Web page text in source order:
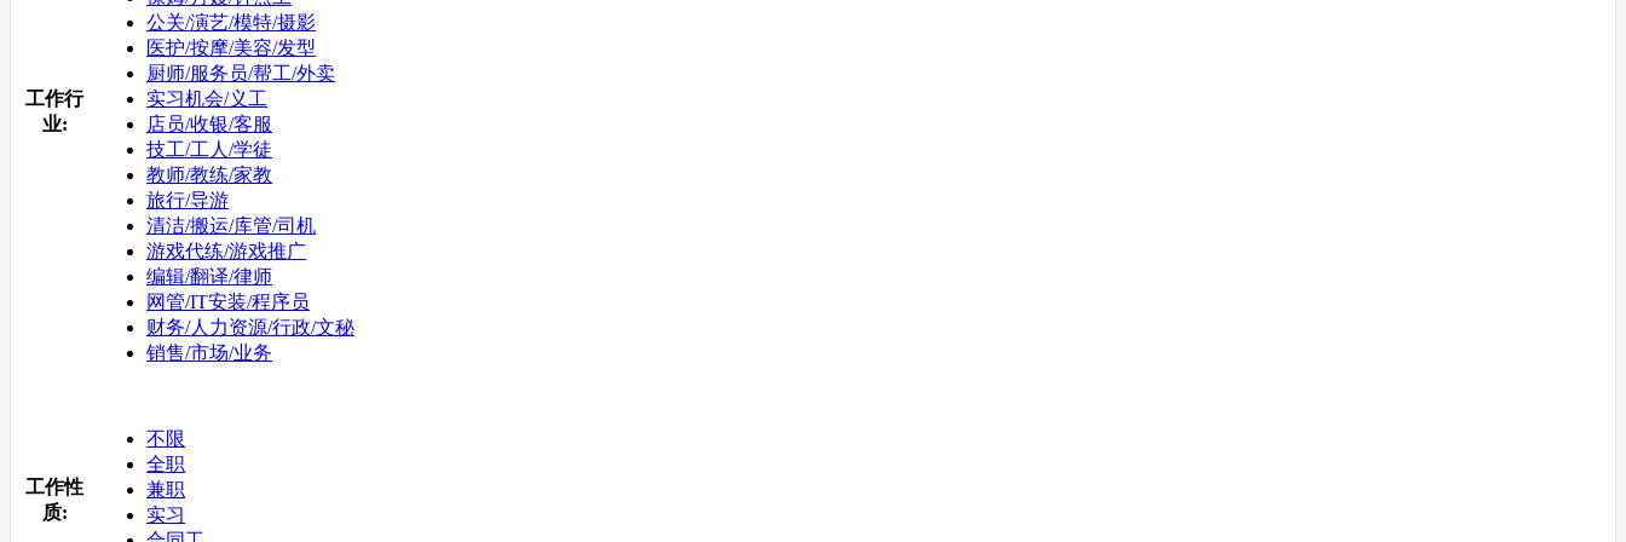
工作行
业:
公关/演艺/模特/摄影
医护/按摩/美容/发型
厨师/服务员/帮工/外卖
实习机会/义工
店员/收银/客服
技工/工人/学徒
教师/教练/家教
旅行/导游
清洁/搬运/库管/司机
游戏代练/游戏推广
编辑/翻译/律师
网管/IT安装/程序员
财务/人力资源/行政/文秘
销售/市场/业务
工作性
质:
不限
全职
兼职
实习